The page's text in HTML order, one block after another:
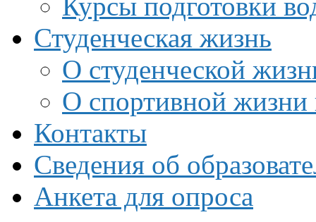
Студенческая жизнь
О студенческой
О спортивной жизни
Контакты
Сведения об
Анкета для опроса